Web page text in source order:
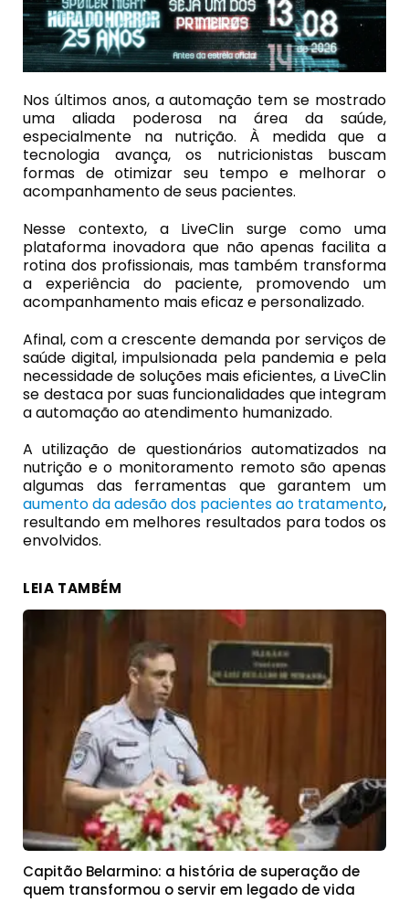
Nos últimos anos, a automação tem se mostrado
uma aliada poderosa na área da saúde,
especialmente na nutrição. À medida que a
tecnologia avança, os nutricionistas buscam
formas de otimizar seu tempo e melhorar o
acompanhamento de seus pacientes.
Nesse contexto, a LiveClin surge como uma
plataforma inovadora que não apenas facilita a
rotina dos profissionais, mas também transforma
a experiência do paciente, promovendo um
acompanhamento mais eficaz e personalizado.
Afinal, com a crescente demanda por serviços de
saúde digital, impulsionada pela pandemia e pela
necessidade de soluções mais eficientes, a LiveClin
se destaca por suas funcionalidades que integram
a automação ao atendimento humanizado.
A utilização de questionários automatizados na
nutrição e o monitoramento remoto são apenas
algumas das ferramentas que garantem um
aumento da adesão dos pacientes ao tratamento,
resultando em melhores resultados para todos os
envolvidos.
LEIA TAMBÉM
Capitão Belarmino: a história de superação de
quem transformou o servir em legado de vida